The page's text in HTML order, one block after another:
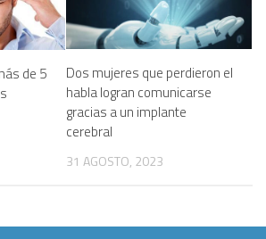
de 5
Dos mujeres que perdieron el
habla logran comunicarse
gracias a un implante
cerebral
31 AGOSTO, 2023